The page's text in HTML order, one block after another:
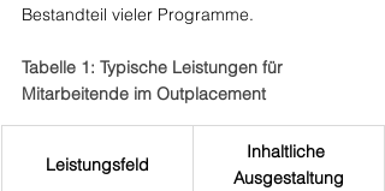
Bestandteil vieler Programme.
Tabelle 1: Typische Leistungen für
Mitarbeitende im Outplacement
Leistungsfeld
Inhaltliche
Ausgestaltung